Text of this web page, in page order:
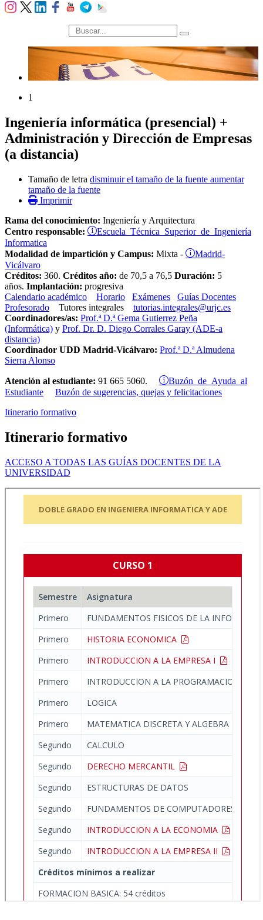
búsqueda
1
Ingeniería informática (presencial) +
Administración y Dirección de Empresas
(a distancia)
Tamaño de letra disminuir el tamaño de la fuente aumentar
tamaño de la fuente
Imprimir
Rama del conocimiento: Ingeniería y Arquitectura
Centro responsable:
Escuela Técnica Superior de Ingeniería
Informatica
Modalidad de impartición y Campus: Mixta -
Madrid-
Vicálvaro
Créditos: 360. Créditos año: de 70,5 a 76,5 Duración: 5
años. Implantación: progresiva
Calendario académico
Horario Exámenes
Guías Docentes
Profesorado Tutores integrales tutorias.integrales@urjc.es
Coordinadores/as: Prof.ª D.ª Gema Gutierrez Peña
(Informática) y Prof. Dr. D. Diego Corrales Garay (ADE-a
distancia)
Coordinador UDD Madrid-Vicálvaro: Prof.ª D.ª Almudena
Sierra Alonso
Atención al estudiante: 91 665 5060.
Buzón de Ayuda al
Estudiante
Buzón de sugerencias, quejas y felicitaciones
Itinerario formativo
Itinerario formativo
ACCESO A TODAS LAS GUÍAS DOCENTES DE LA
UNIVERSIDAD